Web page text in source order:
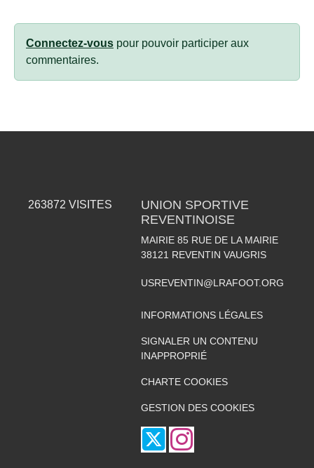
Connectez-vous pour pouvoir participer aux
commentaires.
263872 VISITES
UNION SPORTIVE
REVENTINOISE
MAIRIE 85 RUE DE LA MAIRIE
38121 REVENTIN VAUGRIS
USREVENTIN@LRAFOOT.ORG
INFORMATIONS LÉGALES
SIGNALER UN CONTENU
INAPPROPRIÉ
CHARTE COOKIES
GESTION DES COOKIES